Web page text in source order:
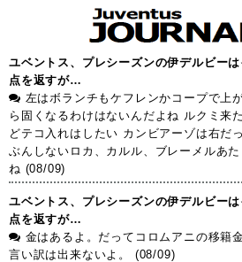
ユベントス、プレシーズンの伊デルビー
点を返すが…
左はボランチもケフレンかコープで上
ら固くなるわけはないんだよね ルクミ来
どテコ入れはしたい カンビアーゾは右だ
ぶんしないロカ、カルル、ブレーメルあ
ね (08/09)
ユベントス、プレシーズンの伊デルビー
点を返すが…
金はあるよ。だってコロムアニの移籍
言い訳は出来ないよ。 (08/09)